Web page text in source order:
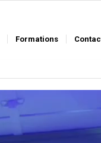
Formations